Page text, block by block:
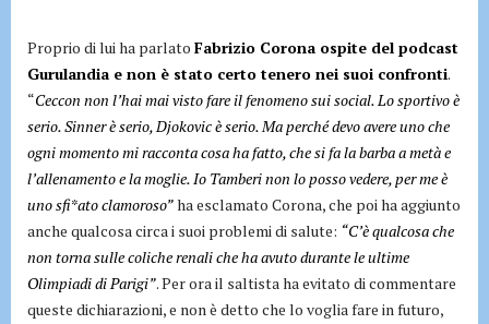
Proprio di lui ha parlato Fabrizio Corona ospite del podcast
Gurulandia e non è stato certo tenero nei suoi confronti.
“Ceccon non l’hai mai visto fare il fenomeno sui social. Lo sportivo è
serio. Sinner è serio, Djokovic è serio. Ma perché devo avere uno che
ogni momento mi racconta cosa ha fatto, che si fa la barba a metà e
l’allenamento e la moglie. Io Tamberi non lo posso vedere, per me è
uno sfi*ato clamoroso”ha esclamato Corona, che poi ha aggiunto
anche qualcosa circa i suoi problemi di salute: “C’è qualcosa che
non torna sulle coliche renali che ha avuto durante le ultime
Olimpiadi di Parigi”. Per ora il saltista ha evitato di commentare
queste dichiarazioni, e non è detto che lo voglia fare in futuro,